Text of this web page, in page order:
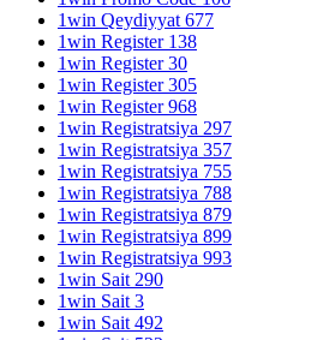
1win Qeydiyyat 677
1win Register 138
1win Register 30
1win Register 305
1win Register 968
1win Registratsiya 297
1win Registratsiya 357
1win Registratsiya 755
1win Registratsiya 788
1win Registratsiya 879
1win Registratsiya 899
1win Registratsiya 993
1win Sait 290
1win Sait 3
1win Sait 492